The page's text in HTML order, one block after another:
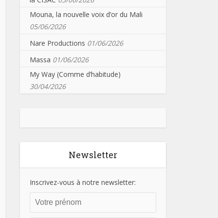
Mouna, la nouvelle voix d’or du Mali
05/06/2026
Nare Productions 01/06/2026
Massa 01/06/2026
My Way (Comme d’habitude)
30/04/2026
Newsletter
Inscrivez-vous à notre newsletter: